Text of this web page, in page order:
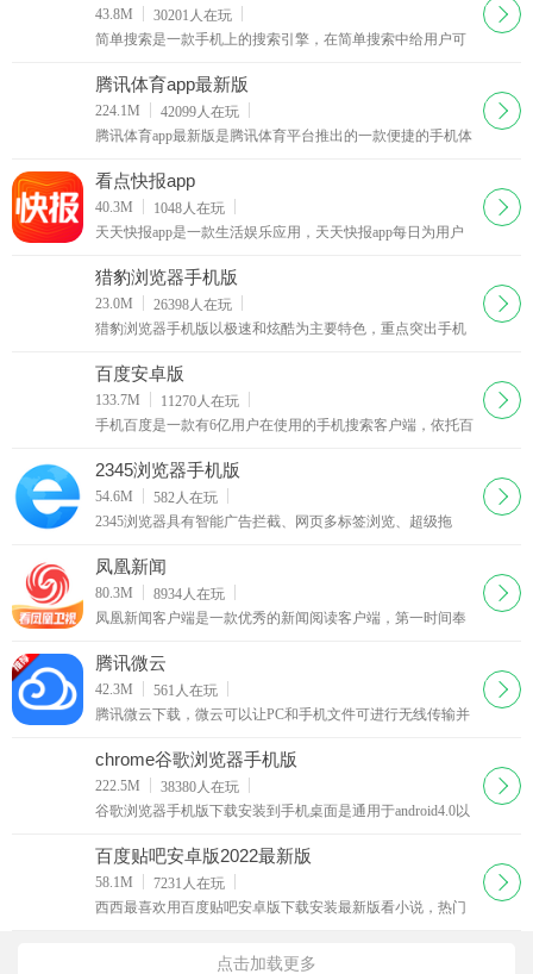
43.8M 30201 人在玩
简单搜索是一款手机上的搜索引擎，在简单搜索中给用户可
体验上还是很不错的，有需要上网的用户快来西西简单搜索
专区下载
下载
腾讯体育app最新版
224.1M 42099人在玩
腾讯体育app最新版是腾讯体育平台推出的一款便捷的手机体
也能第一时间了解最新体育新闻动态。
下载
看点快报app
40.3M 1048人在玩
天天快报app是一款生活娱乐应用，天天快报app每日为用户
论，有不少内涵的神吐糟回复，还能在在图片中加入贴图与
下载
猎豹浏览器手机版
23.0M 26398人在玩
猎豹浏览器手机版以极速和炫酷为主要特色，重点突出手机
音。猎豹浏览器手机版更省流量、更安全、更智能
下载
百度安卓版
133.7M 11270人在玩
手机百度是一款有6亿用户在使用的手机搜索客户端，依托百
地图、百度音乐、百度视频等专业垂直搜索频道，方便用户
随时随地使用百度搜索服务。
下载
2345浏览器手机版
54.6M 582人在玩
2345浏览器具有智能广告拦截、网页多标签浏览、超级拖
功能。功能特性收藏夹随身携带网站网址随身携带不丢失，
注册登录2345帐号。
下载
凤凰新闻
80.3M 8934人在玩
凤凰新闻客户端是一款优秀的新闻阅读客户端，第一时间奉
讯优势，每天24小时精心呈现全方位新闻讯息。
下载
腾讯微云
42.3M 561 人在玩
腾讯微云下载，微云可以让PC和手机文件可进行无线传输并
享，功能和苹果的iCloud较为类似。
下载
chrome谷歌浏览器手机版
222.5M 38380人在玩
谷歌浏览器手机版下载安装到手机桌面是通用于android4.0以
览器不仅在桌面设备上表现卓越，在Android手机和平板电脑
上也可让您
下载
百度贴吧安卓版2022最新版
58.1M 7231 人在玩
西西最喜欢用百度贴吧安卓版下载安装最新版看小说，热门
多贴吧豆奖励哦！更快升级速度！
下载
点击加载更多